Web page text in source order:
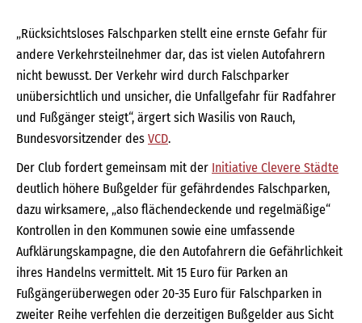
„Rücksichtsloses Falschparken stellt eine ernste Gefahr für
andere Verkehrsteilnehmer dar, das ist vielen Autofahrern
nicht bewusst. Der Verkehr wird durch Falschparker
unübersichtlich und unsicher, die Unfallgefahr für Radfahrer
und Fußgänger steigt“, ärgert sich Wasilis von Rauch,
Bundesvorsitzender des VCD.
Der Club fordert gemeinsam mit der Initiative Clevere Städte
deutlich höhere Bußgelder für gefährdendes Falschparken,
dazu wirksamere, „also flächendeckende und regelmäßige“
Kontrollen in den Kommunen sowie eine umfassende
Aufklärungskampagne, die den Autofahrern die Gefährlichkeit
ihres Handelns vermittelt. Mit 15 Euro für Parken an
Fußgängerüberwegen oder 20-35 Euro für Falschparken in
zweiter Reihe verfehlen die derzeitigen Bußgelder aus Sicht